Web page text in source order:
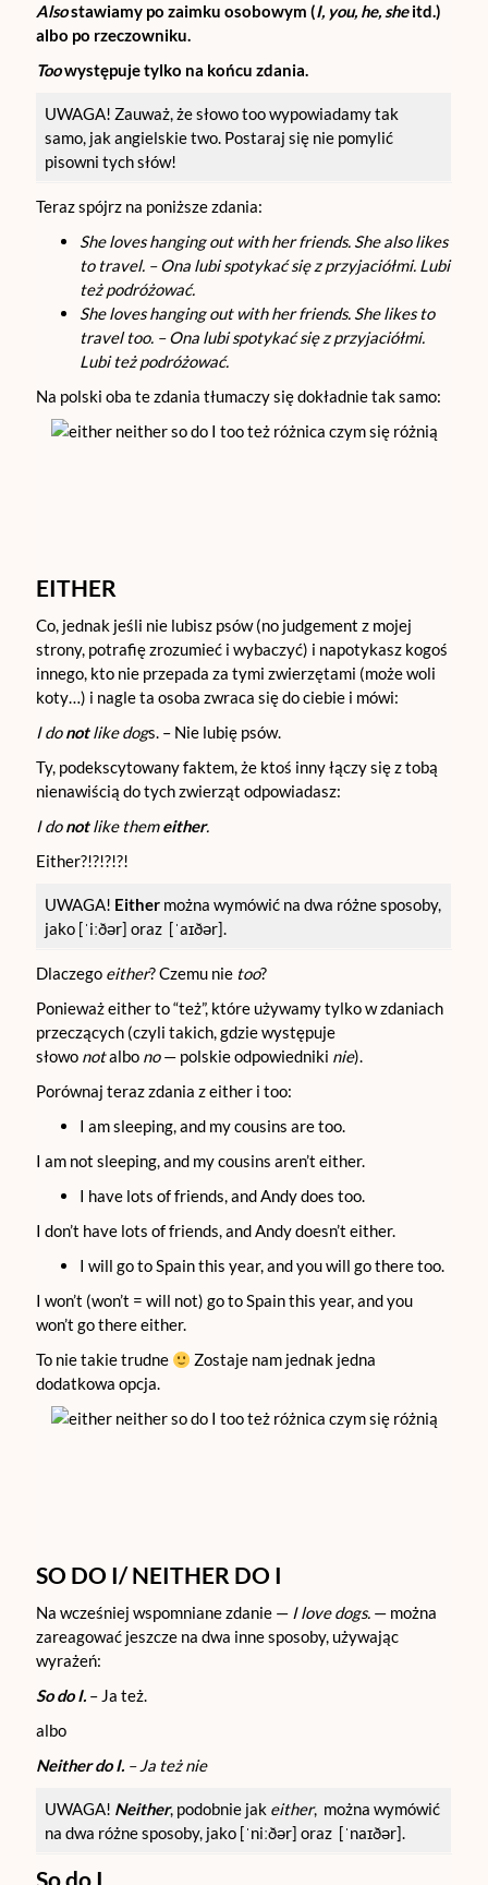
Alsostawiamy po zaimku osobowym (I, you, he, sheitd.)
albo po rzeczowniku.
Toowystępuje tylko na końcu zdania.
UWAGA! Zauważ, że słowo too wypowiadamy tak
samo, jak angielskie two. Postaraj się nie pomylić
pisowni tych słów!
Teraz spójrz na poniższe zdania:
She loves hanging out with her friends. She also likes
to travel. – Ona lubi spotykać się z przyjaciółmi. Lubi
też podróżować.
She loves hanging out with her friends. She likes to
travel too. – Ona lubi spotykać się z przyjaciółmi.
Lubi też podróżować.
Na polski oba te zdania tłumaczy się dokładnie tak samo:
EITHER
Co, jednak jeśli nie lubisz psów (no judgement z mojej
strony, potrafię zrozumieć i wybaczyć) i napotykasz kogoś
innego, kto nie przepada za tymi zwierzętami (może woli
koty…) i nagle ta osoba zwraca się do ciebie i mówi:
I donotlike dogs. – Nie lubię psów.
Ty, podekscytowany faktem, że ktoś inny łączy się z tobą
nienawiścią do tych zwierząt odpowiadasz:
I donotlike themeither.
Either?!?!?!?!
UWAGA! Either można wymówić na dwa różne sposoby,
jako [ˈiːðər] oraz [ˈaɪðər].
Dlaczego either? Czemu nie too?
Ponieważ either to “też”, które używamy tylko w zdaniach
przeczących (czyli takich, gdzie występuje
słowo notalbo no— polskie odpowiedniki nie).
Porównaj teraz zdania z either i too:
I am sleeping, and my cousins are too.
I am not sleeping, and my cousins aren’t either.
I have lots of friends, and Andy does too.
I don’t have lots of friends, and Andy doesn’t either.
I will go to Spain this year, and you will go there too.
I won’t (won’t = will not) go to Spain this year, and you
won’t go there either.
To nie takie trudne
Zostaje nam jednak jedna
dodatkowa opcja.
SO DO I/ NEITHER DO I
Na wcześniej wspomniane zdanie — I love dogs. — można
zareagować jeszcze na dwa inne sposoby, używając
wyrażeń:
So do I. – Ja też.
albo
Neither do I. – Ja też nie
UWAGA! Neither, podobnie jak either, można wymówić
na dwa różne sposoby, jako [ˈniːðər] oraz [ˈnaɪðər].